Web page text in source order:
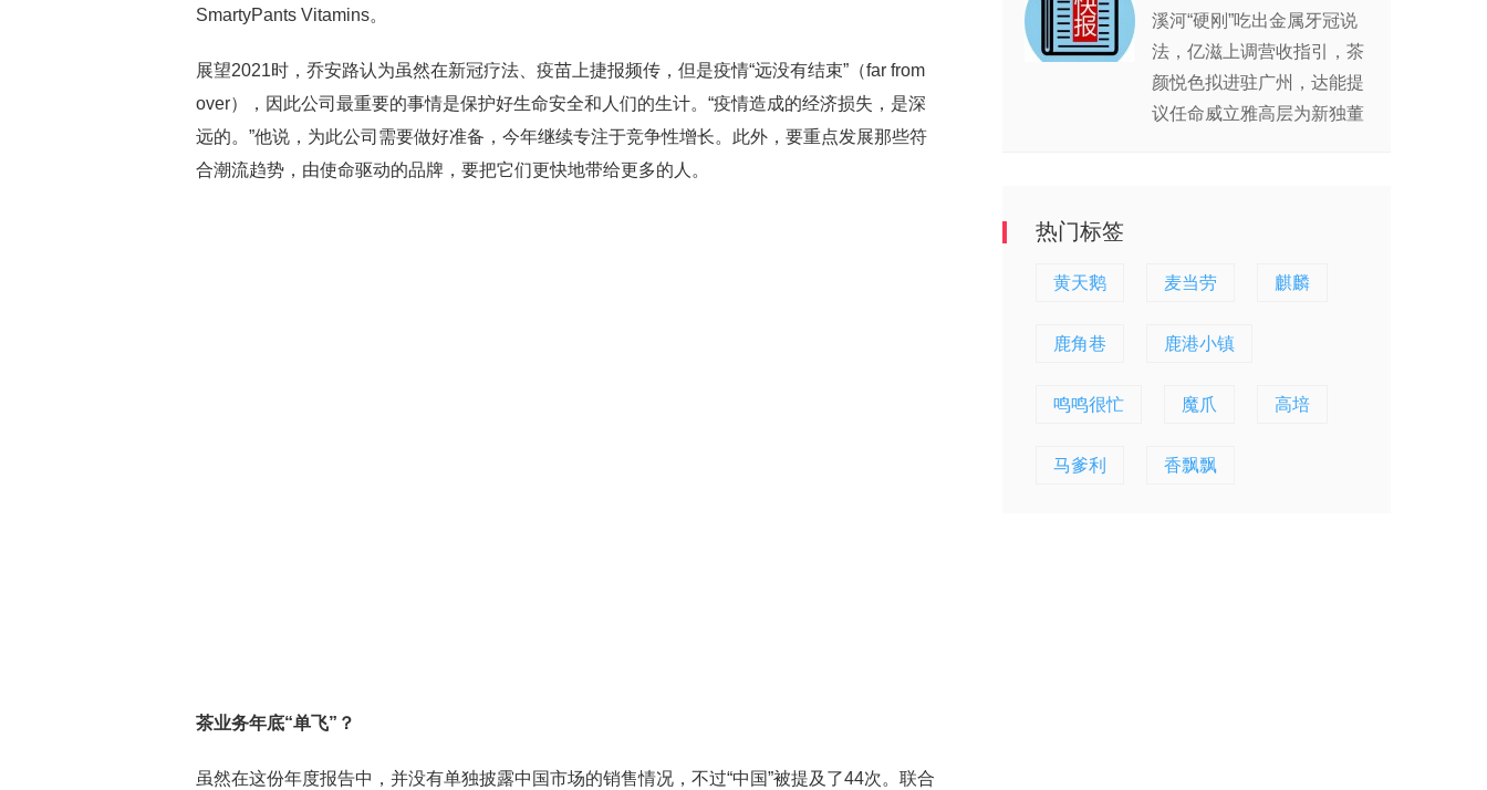
SmartyPants Vitamins。
展望2021时，乔安路认为虽然在新冠疗法、疫苗上捷报频传，但是疫情“远没有结束”（far from
over），因此公司最重要的事情是保护好生命安全和人们的生计。“疫情造成的经济损失，是深
远的。”他说，为此公司需要做好准备，今年继续专注于竞争性增长。此外，要重点发展那些符
合潮流趋势，由使命驱动的品牌，要把它们更快地带给更多的人。
茶业务年底“单飞”？
虽然在这份年度报告中，并没有单独披露中国市场的销售情况，不过“中国”被提及了44次。联合
溪河“硬刚”吃出金属牙冠说
法，亿滋上调营收指引，茶
颜悦色拟进驻广州，达能提
议任命威立雅高层为新独董
热门标签
黄天鹅 麦当劳 麒麟
鹿角巷 鹿港小镇
鸣鸣很忙 魔爪 高培
马爹利 香飘飘